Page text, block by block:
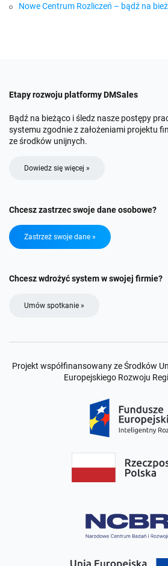
Nowe Centrum Rozliczeń – bądź na
Etapy rozwoju platformy DMSales
Bądź na bieżąco i śledz nasze postępy
systemu zgodnie z założeniami projektu
ze środków unijnych.
Dowiedz się więcej »
Chcesz zastrzec swoje dane osobowe?
Zastrzeż swoje dane »
Chcesz wdrożyć system w swojej firmie?
Umów spotkanie »
Projekt współfinansowany ze Środków
Europejskiego Rozwoju